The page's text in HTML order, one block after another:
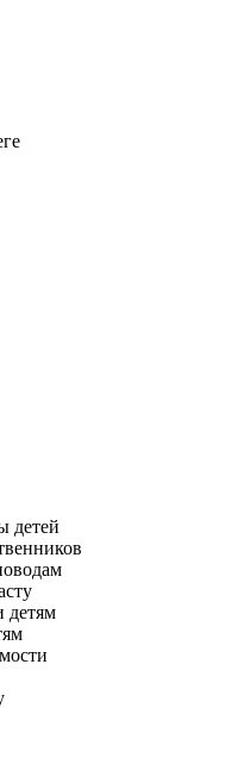
детей
детям